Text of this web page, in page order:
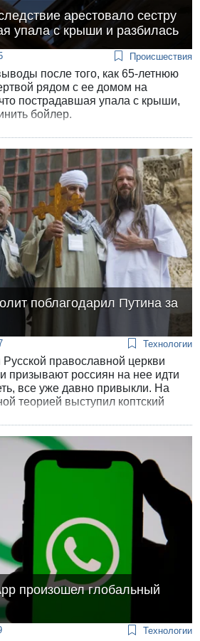
арестовало сестру
упала с крыши и разбилась
Происшествия
после того, как 65-летнюю
рядом с ее домом на
пострадавшая упала с крыши,
бойлер.
поблагодарил Путина за
Технологии
Русской православной церкви
призывают россиян на нее идти
все уже давно привыкли. На
теорией выступил коптский
произошел глобальный
Технологии